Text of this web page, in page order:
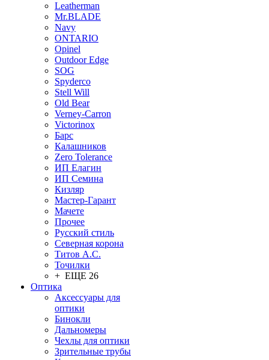
Leatherman
Mr.BLADE
Navy
ONTARIO
Opinel
Outdoor Edge
SOG
Spyderco
Stell Will
Old Bear
Verney-Carron
Victorinox
Барс
Калашников
Zero Tolerance
ИП Елагин
ИП Семина
Кизляр
Мастер-Гарант
Мачете
Прочее
Русский стиль
Северная корона
Титов А.С.
Точилки
+ ЕЩЕ 26
Оптика
Аксессуары для
оптики
Бинокли
Дальномеры
Чехлы для оптики
Зрительные трубы